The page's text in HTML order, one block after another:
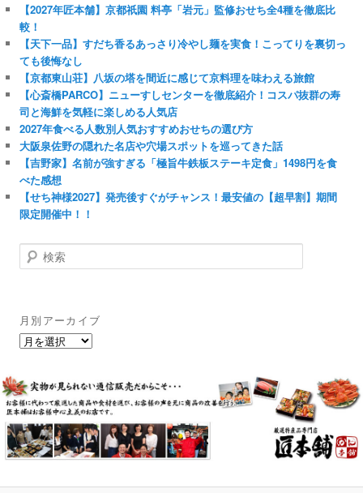
【2027年匠本舗】京都祇園 料亭「岩元」監修おせち全4種を徹底比
較！
【天下一品】すだち香るあっさり冷やし麺を実食！こってりを裏切っ
ても後悔なし
【京都東山荘】八坂の塔を間近に感じて京料理を味わえる旅館
【心斎橋PARCO】ニューすしセンターを徹底紹介！コスパ抜群の寿
司と海鮮を気軽に楽しめる人気店
2027年食べる人数別人気おすすめおせちの選び方
大阪泉佐野の隠れた名店や穴場スポットを巡ってきた話
【吉野家】名前が強すぎる「極旨牛鉄板ステーキ定食」1498円を食
べた感想
【せち神様2027】発売後すぐがチャンス！最安値の【超早割】期間
限定開催中！！
検
索
月別アーカイブ
月
ー
カ
イ
ブ